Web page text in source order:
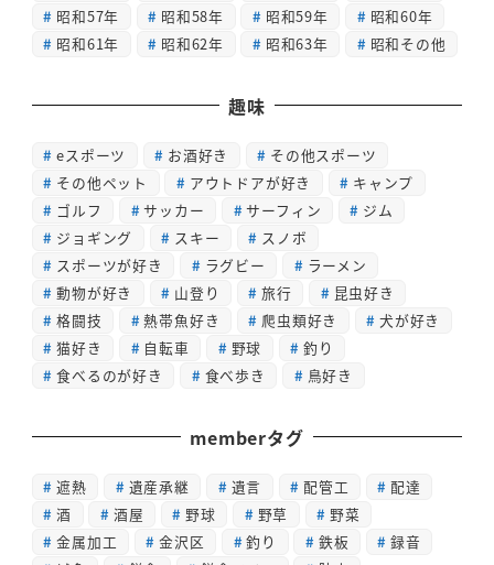
昭和57年
昭和58年 昭和59年
昭和60年
昭和61年
昭和62年 昭和63年 昭和その他
趣味
eスポーツ お酒好き
その他スポーツ
その他ペット
アウトドアが好き
キャンプ
ゴルフ
サッカー サーフィン
ジム
ジョギング
スキー
スノボ
スポーツが好き
ラグビー
ラーメン
動物が好き
山登り 旅行
昆虫好き
格闘技
熱帯魚好き 爬虫類好き
犬が好き
猫好き
自転車 野球
釣り
食べるのが好き
食べ歩き 鳥好き
memberタグ
遮熱 遺産承継 遺言 配管工
配達
酒
酒屋 野球 野草
野菜
金属加工
金沢区 釣り 鉄板
録音